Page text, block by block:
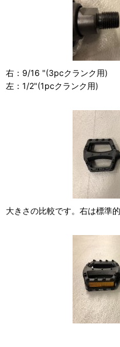
右：9/16 "(3pcクランク用)
左：1/2"(1pcクランク用)
大きさの比較です。右は標準